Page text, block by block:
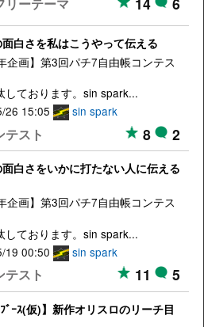
白さを私はこうやって伝える
企画】第3回パチ7自由帳コンテス
しております。sin spark...
26 15:05
sin spark
テスト 8 2
白さをいかに打たない人に伝える
企画】第3回パチ7自由帳コンテス
しております。sin spark...
19 00:50
sin spark
テスト 11 5
ﾌﾞｰｽ(仮)】新作オリスロのリーチ目